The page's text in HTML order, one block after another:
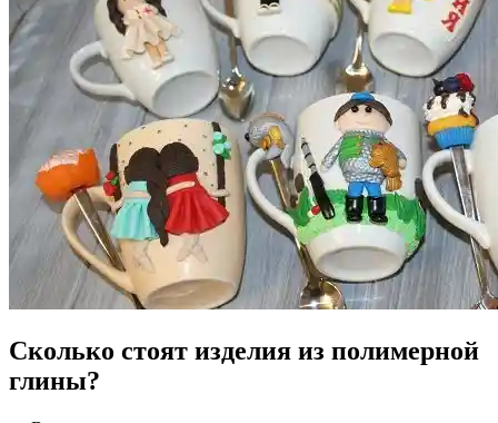
Сколько стоят изделия из полимерной
глины?